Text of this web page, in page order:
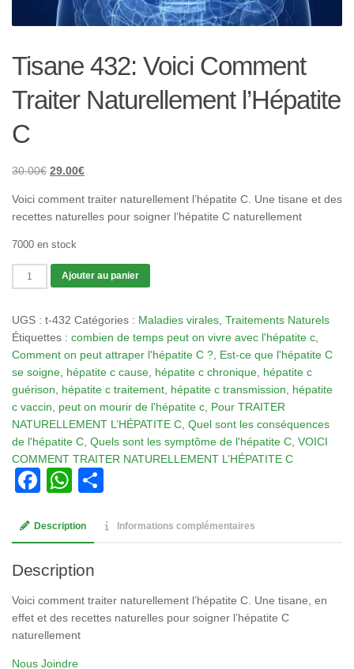
Tisane 432: Voici Comment
Traiter Naturellement l’Hépatite
C
30.00€ Le
initial
était :
30.00€.
29.00€Le
actuel
est :
Voici comment traiter naturellement l’hépatite C. Une tisane et des
recettes naturelles pour soigner l’hépatite C naturellement
7000 en stock
quantité
de
432:
Voici
Comment
Traiter
Naturellement
l'Hépatite
C
Ajouter au panier
UGS : t-432 Catégories : Maladies virales Traitements Naturels
Étiquettes : combien de temps peut on vivre avec l'hépatite c
Comment on peut attraper l'hépatite C ? Est-ce que l'hépatite C
se soigne hépatite c cause hépatite c chronique hépatite c
guérison
hépatite c traitement hépatite c transmission
hépatite
c vaccin
peut on mourir de l'hépatite c Pour TRAITER
NATURELLEMENT L’HÉPATITE C Quel sont les conséquences
de l'hépatite C Quels sont les symptôme de l'hépatite C VOICI
COMMENT TRAITER NATURELLEMENT L’HÉPATITE C
Facebook
WhatsApp
Description Informations complémentaires
Description
Voici comment traiter naturellement l’hépatite C. Une tisane, en
effet et des recettes naturelles pour soigner l’hépatite C
naturellement
Nous Joindre